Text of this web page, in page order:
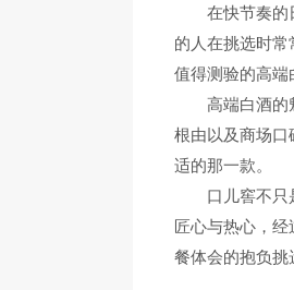
在快节奏的日
的人在挑选时
值得测验的高
高端白酒的魅
根由以及商场
适的那一款。
口儿窖不只是
匠心与热心，
餐体会的抱负挑